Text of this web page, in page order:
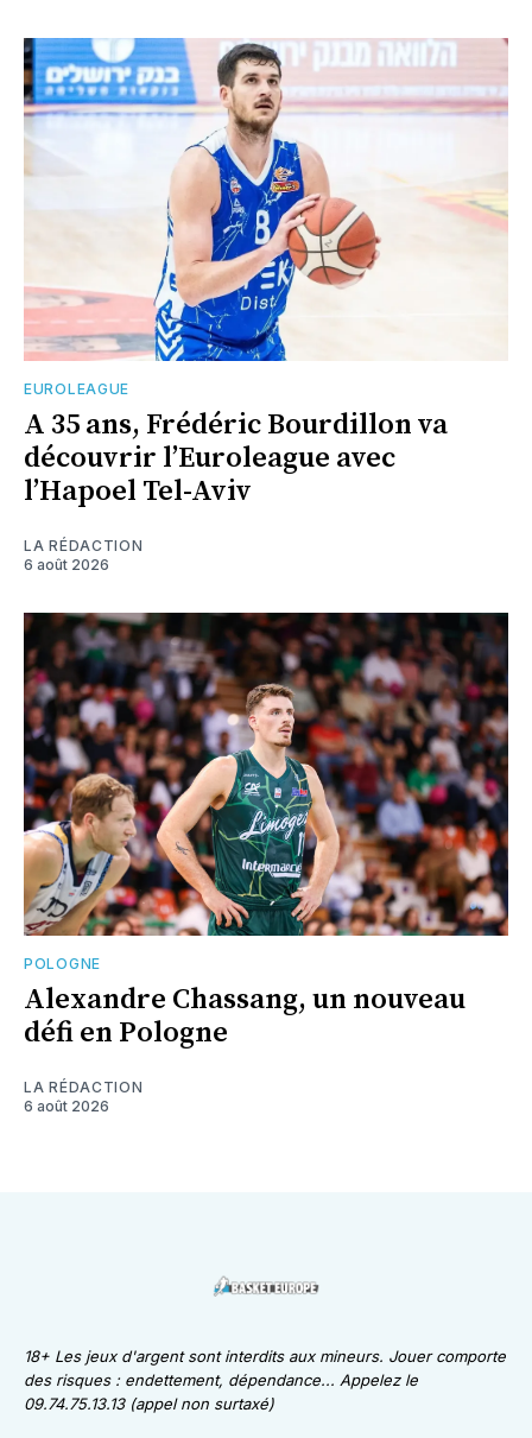
EUROLEAGUE
A 35 ans, Frédéric Bourdillon va
découvrir l’Euroleague avec
l’Hapoel Tel-Aviv
LA RÉDACTION
6 août 2026
POLOGNE
Alexandre Chassang, un nouveau
défi en Pologne
LA RÉDACTION
6 août 2026
18+ Les jeux d'argent sont interdits aux mineurs. Jouer comporte
des risques : endettement, dépendance... Appelez le
09.74.75.13.13 (appel non surtaxé)